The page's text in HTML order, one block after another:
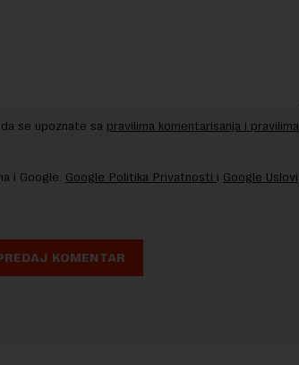
se upoznate sa pravilima komentarisanja i pravilima
i Google. Google Politika Privatnosti i Google Uslovi